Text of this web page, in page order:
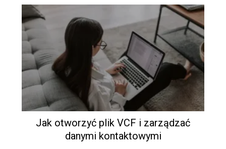
Jak otworzyć plik VCF i zarządzać
danymi kontaktowymi